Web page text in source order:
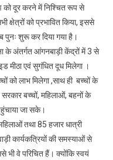
दूर करने में निश्चित रूप से
क्षेत्रों को प्रभावित किया, इससे
पुनः शुरू कर दिया गया है।
के अंतर्गत आंगनबाड़ी केंद्रों में 3 से
मीठा एवं सुगंधित दूध मिलेगा ।
को लाभ मिलेगा ,साथ ही बच्चों के
सरकार बच्चों, महिलाओं, बहनों के
जा सके।
तथा 85 हजार धात्री
कार्यकत्रियों की समस्याओं से
भी वे परिचित हैं। क्योंकि स्वयं